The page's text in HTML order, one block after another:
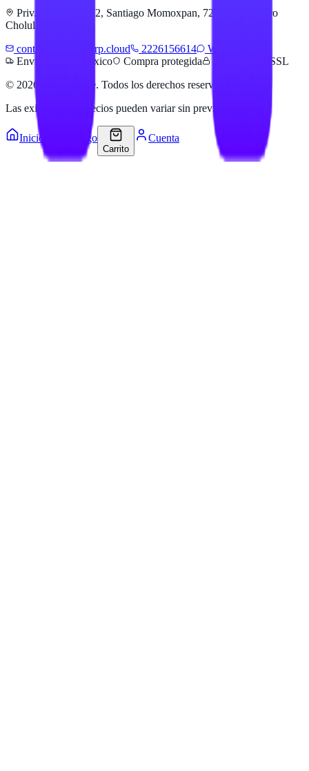
Priv. Alejandra 512, Santiago Momoxpan, 72775 San Pedro
Cholula, Pue.
contacto@hailanerp.cloud
2226156614
WhatsApp
Envíos a todo México
Compra protegida
Pago seguro SSL
© 2026 Hailan Store. Todos los derechos reservados.
Las existencias y precios pueden variar sin previo aviso.
Inicio Catálogo
Carrito
Cuenta